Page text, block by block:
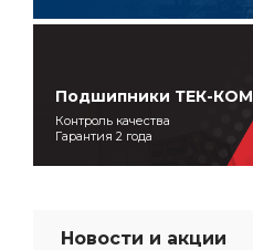
Подшипники ТЕК-КОМ
Контроль качества
Гарантия 2 года
Новости и акции